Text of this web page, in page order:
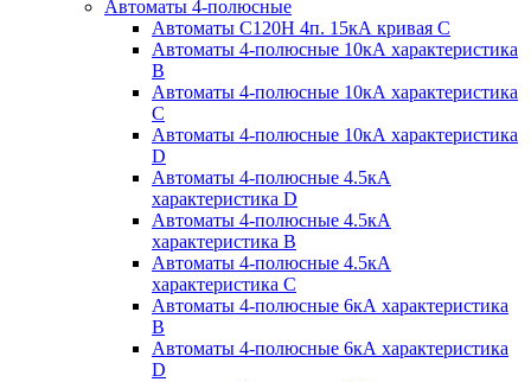
Автоматы 4-полюсные
Автоматы С120H 4п. 15кА кривая C
Автоматы 4-полюсные 10кА характеристика
B
Автоматы 4-полюсные 10кА характеристика
C
Автоматы 4-полюсные 10кА характеристика
D
Автоматы 4-полюсные 4.5кА
характеристика D
Автоматы 4-полюсные 4.5кА
характеристика В
Автоматы 4-полюсные 4.5кА
характеристика С
Автоматы 4-полюсные 6кА характеристика
B
Автоматы 4-полюсные 6кА характеристика
D